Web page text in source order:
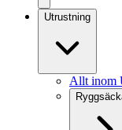
Utrustning
Allt inom